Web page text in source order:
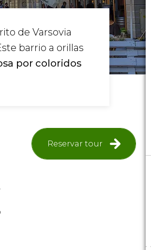
de Varsovia
barrio a orillas
por coloridos
Reservar tour